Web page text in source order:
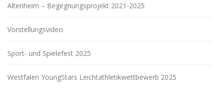
Altenheim – Begegnungsprojekt 2021-2025
Vorstellungsvideo
Sport- und Spielefest 2025
Westfalen YoungStars Leichtathletikwettbewerb 2025